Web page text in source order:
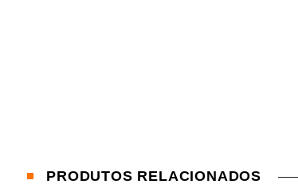
PRODUTOS RELACIONADOS